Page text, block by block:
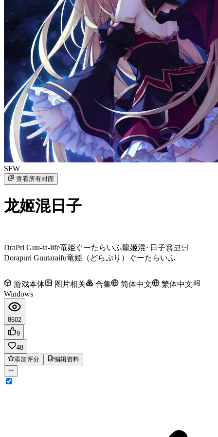
SFW
查看所有封面
龙姬混日子
DraPri Guu-ta-life竜姫ぐーたらいふ龍姬混~日子용코닌
Dorapuri Guutaraifu竜姫（どらぷり）ぐーたらいふ
游戏本体 图片相关 合集 简体中文
繁体中文
Windows
8602
9
48
添加评分
编辑资料